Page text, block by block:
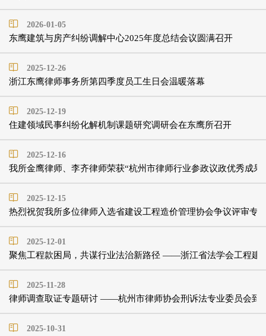
2026-01-05
东鹰建筑与房产纠纷调解中心2025年度总结会议圆满召开
2025-12-26
浙江东鹰律师事务所第四季度员工生日会温暖落幕
2025-12-19
住建领域民事纠纷化解机制课题研究调研会在东鹰所召开
2025-12-16
我所金鹰律师、李齐律师荣获“杭州市律师行业参政议政优秀成果
2025-12-15
热烈祝贺我所多位律师入选省建设工程造价管理协会争议评审专
2025-12-01
聚焦工程款困局，共谋行业法治新路径 ——浙江省法学会工程建
2025-11-28
律师调查取证专题研讨 ——杭州市律师协会刑诉法专业委员会到
2025-10-31